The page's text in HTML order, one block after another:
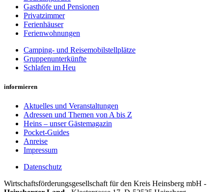
Gasthöfe und Pensionen
Privatzimmer
Ferienhäuser
Ferienwohnungen
Camping- und Reisemobilstellplätze
Gruppenunterkünfte
Schlafen im Heu
informieren
Aktuelles und Veranstaltungen
Adressen und Themen von A bis Z
Heins – unser Gästemagazin
Pocket-Guides
Anreise
Impressum
Datenschutz
Wirt­schafts­för­der­ungs­ge­sell­schaft für den Kreis Heins­berg mbH -